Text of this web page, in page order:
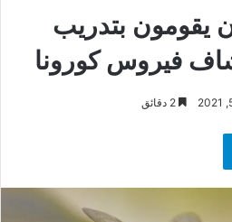
يقومون بتدريب
فيروس كورونا
تيلقرام